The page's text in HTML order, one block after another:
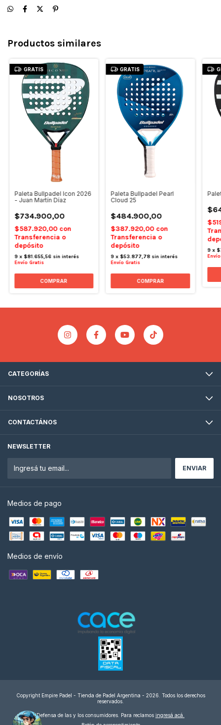
Productos similares
GRATIS
Paleta Bullpadel Icon 2026
- Juan Martín Díaz
$734.900,00
$587.920,00 con
Transferencia o
depósito
9 x $81.655,56 sin interés
Envío Gratis
GRATIS
Paleta Bullpadel Pearl
Cloud 25
$484.900,00
$387.920,00 con
Transferencia o
depósito
9 x$53.877,78 sin interés
Envío Gratis
9 x
CATEGORÍAS
NOSOTROS
CONTACTÁNOS
NEWSLETTER
Medios de pago
Medios de envío
Copyright Empire Padel - Tienda de Padel Argentina - 2026. Todos los derechos
reservados.
Defensa de las y los consumidores. Para reclamos ingresá acá.